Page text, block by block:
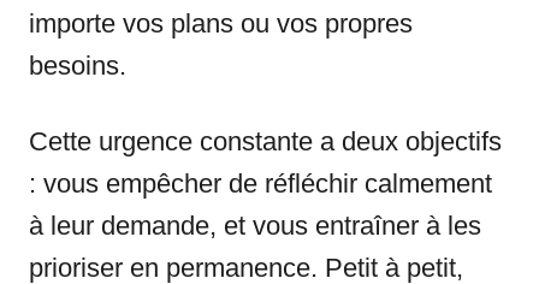
importe vos plans ou vos propres
besoins.
Cette urgence constante a deux objectifs
: vous empêcher de réfléchir calmement
à leur demande, et vous entraîner à les
prioriser en permanence. Petit à petit,